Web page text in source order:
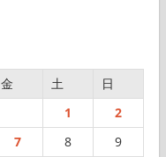
金 土
日
1
2
7 8
9